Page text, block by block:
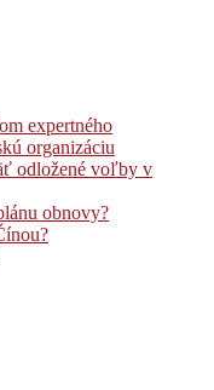
expertného
organizáciu
odložené voľby v
obnovy?